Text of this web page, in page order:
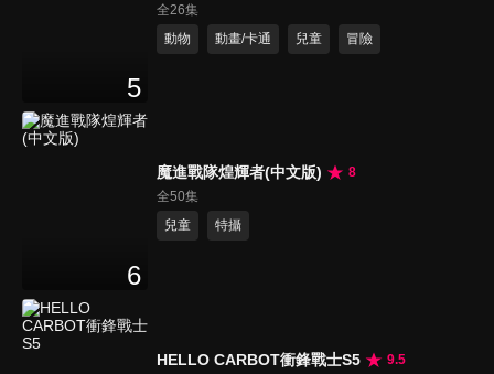
5
全26集
動物
動畫/卡通 兒童 冒險
6
魔進戰隊煌輝者(中文版)
8
全50集
兒童
特攝
HELLO CARBOT衝鋒戰士S5
9.5